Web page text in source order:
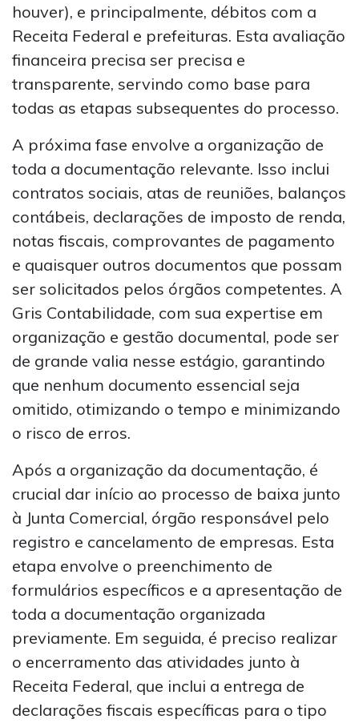
houver), e principalmente, débitos com a
Receita Federal e prefeituras. Esta avaliação
financeira precisa ser precisa e
transparente, servindo como base para
todas as etapas subsequentes do processo.
A próxima fase envolve a organização de
toda a documentação relevante. Isso inclui
contratos sociais, atas de reuniões, balanços
contábeis, declarações de imposto de renda,
notas fiscais, comprovantes de pagamento
e quaisquer outros documentos que possam
ser solicitados pelos órgãos competentes. A
Gris Contabilidade, com sua expertise em
organização e gestão documental, pode ser
de grande valia nesse estágio, garantindo
que nenhum documento essencial seja
omitido, otimizando o tempo e minimizando
o risco de erros.
Após a organização da documentação, é
crucial dar início ao processo de baixa junto
à Junta Comercial, órgão responsável pelo
registro e cancelamento de empresas. Esta
etapa envolve o preenchimento de
formulários específicos e a apresentação de
toda a documentação organizada
previamente. Em seguida, é preciso realizar
o encerramento das atividades junto à
Receita Federal, que inclui a entrega de
declarações fiscais específicas para o tipo